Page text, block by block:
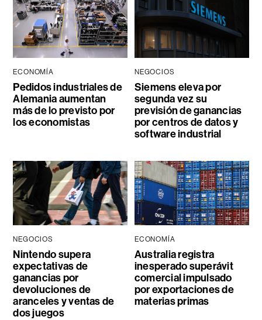
ECONOMÍA
Pedidos industriales de
Alemania aumentan
más de lo previsto por
los economistas
NEGOCIOS
Siemens eleva por
segunda vez su
previsión de ganancias
por centros de datos y
software industrial
NEGOCIOS
Nintendo supera
expectativas de
ganancias por
devoluciones de
aranceles y ventas de
dos juegos
ECONOMÍA
Australia registra
inesperado superávit
comercial impulsado
por exportaciones de
materias primas